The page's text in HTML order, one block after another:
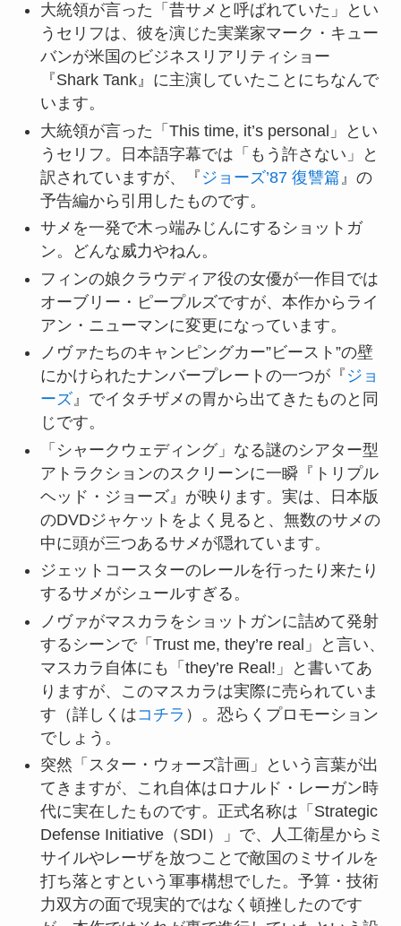
大統領が言った「昔サメと呼ばれていた」とい
うセリフは、彼を演じた実業家マーク・キュー
バンが米国のビジネスリアリティショー
『Shark Tank』に主演していたことにちなんで
います。
大統領が言った「This time, it’s personal」とい
うセリフ。日本語字幕では「もう許さない」と
訳されていますが、『 ジョーズ’87 復讐篇 』の
予告編から引用したものです。
サメを一発で木っ端みじんにするショットガ
ン。どんな威力やねん。
フィンの娘クラウディア役の女優が一作目では
オーブリー・ピープルズですが、本作からライ
アン・ニューマンに変更になっています。
ノヴァたちのキャンピングカー”ビースト”の壁
にかけられたナンバープレートの一つが『 ジョ
ーズ』でイタチザメの胃から出てきたものと同
じです。
「シャークウェディング」なる謎のシアター型
アトラクションのスクリーンに一瞬『トリプル
ヘッド・ジョーズ』が映ります。実は、日本版
のDVDジャケットをよく見ると、無数のサメの
中に頭が三つあるサメが隠れています。
ジェットコースターのレールを行ったり来たり
するサメがシュールすぎる。
ノヴァがマスカラをショットガンに詰めて発射
するシーンで「Trust me, they’re real」と言い、
マスカラ自体にも「they’re Real!」と書いてあ
りますが、このマスカラは実際に売られていま
す（詳しくはコチラ ）。恐らくプロモーション
でしょう。
突然「スター・ウォーズ計画」という言葉が出
てきますが、これ自体はロナルド・レーガン時
代に実在したものです。正式名称は「Strategic
Defense Initiative（SDI）」で、人工衛星からミ
サイルやレーザを放つことで敵国のミサイルを
打ち落とすという軍事構想でした。予算・技術
力双方の面で現実的ではなく頓挫したのです